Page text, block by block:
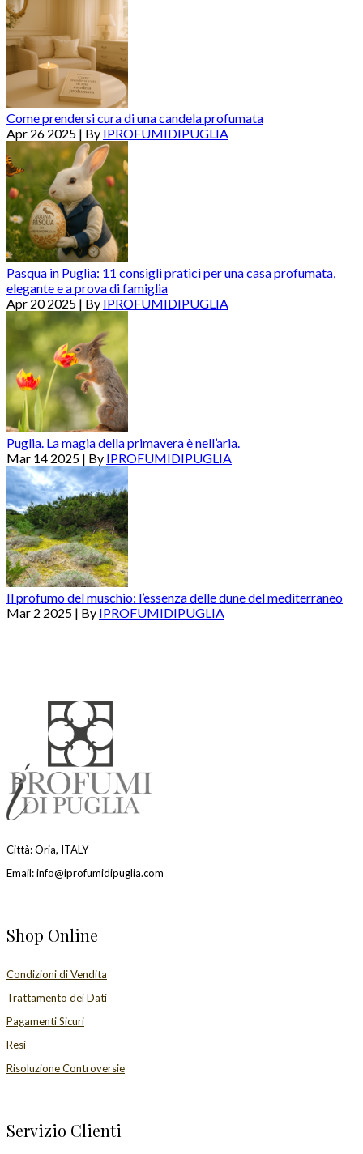
Come prendersi cura di una candela profumata
Apr 26 2025 | By IPROFUMIDIPUGLIA
Pasqua in Puglia: 11 consigli pratici per una casa profumata,
elegante e a prova di famiglia
Apr 20 2025 | By IPROFUMIDIPUGLIA
Puglia. La magia della primavera è nell’aria.
Mar 14 2025 | By IPROFUMIDIPUGLIA
Il profumo del muschio: l’essenza delle dune del mediterraneo
Mar 2 2025 | By IPROFUMIDIPUGLIA
Città: Oria, ITALY
Email: info@iprofumidipuglia.com
Shop Online
Condizioni di Vendita
Trattamento dei Dati
Pagamenti Sicuri
Resi
Risoluzione Controversie
Servizio Clienti